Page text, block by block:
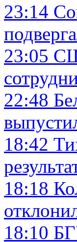
23:14
23:05
22:48
18:42
18:18
18:10